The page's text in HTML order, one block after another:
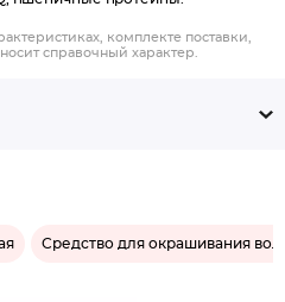
комплекте поставки,
справочный характер.
Средство для окрашивания